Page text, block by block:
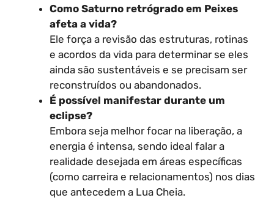
Como Saturno retrógrado em Peixes
afeta a vida?
Ele força a revisão das estruturas, rotinas
e acordos da vida para determinar se eles
ainda são sustentáveis e se precisam ser
reconstruídos ou abandonados.
É possível manifestar durante um
eclipse?
Embora seja melhor focar na liberação, a
energia é intensa, sendo ideal falar a
realidade desejada em áreas específicas
(como carreira e relacionamentos) nos dias
que antecedem a Lua Cheia.